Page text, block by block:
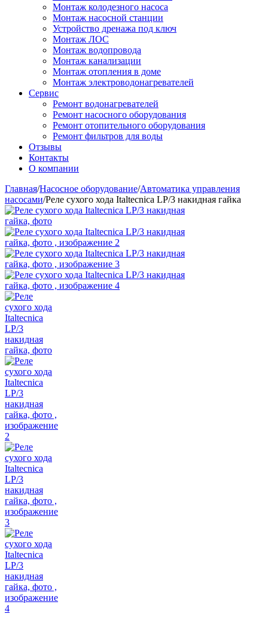
Монтаж колодезного насоса
Монтаж насосной станции
Устройство дренажа под ключ
Монтаж ЛОС
Монтаж водопровода
Монтаж канализации
Монтаж отопления в доме
Монтаж электроводонагревателей
Сервис
Ремонт водонагревателей
Ремонт насосного оборудования
Ремонт отопительного оборудования
Ремонт фильтров для воды
Отзывы
Контакты
О компании
Главная/Насосное оборудование/Автоматика управления
насосами/Реле сухого хода Italtecnica LP/3 накидная гайка